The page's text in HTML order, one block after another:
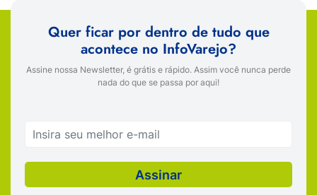
Quer ficar por dentro de tudo que
acontece no InfoVarejo?
Assine nossa Newsletter, é grátis e rápido. Assim você nunca perde
nada do que se passa por aqui!